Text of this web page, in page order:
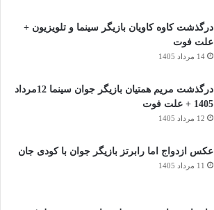
درگذشت کاوه کاویان بازیگر سینما و تلویزیون +
علت فوت
14 مرداد 1405
درگذشت مریم همتیان بازیگر جوان سینما 12مرداد
1405 + علت فوت
12 مرداد 1405
عکس ازدواج اما رابرتز بازیگر جوان با کودی جان
11 مرداد 1405